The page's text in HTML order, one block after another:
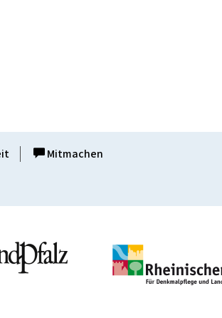
Mitmachen